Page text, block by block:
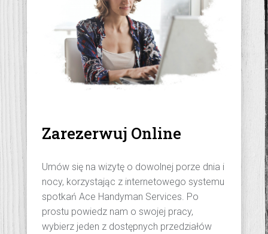
Zarezerwuj Online
Umów się na wizytę o dowolnej porze dnia i
nocy, korzystając z internetowego systemu
spotkań Ace Handyman Services. Po
prostu powiedz nam o swojej pracy,
wybierz jeden z dostępnych przedziałów